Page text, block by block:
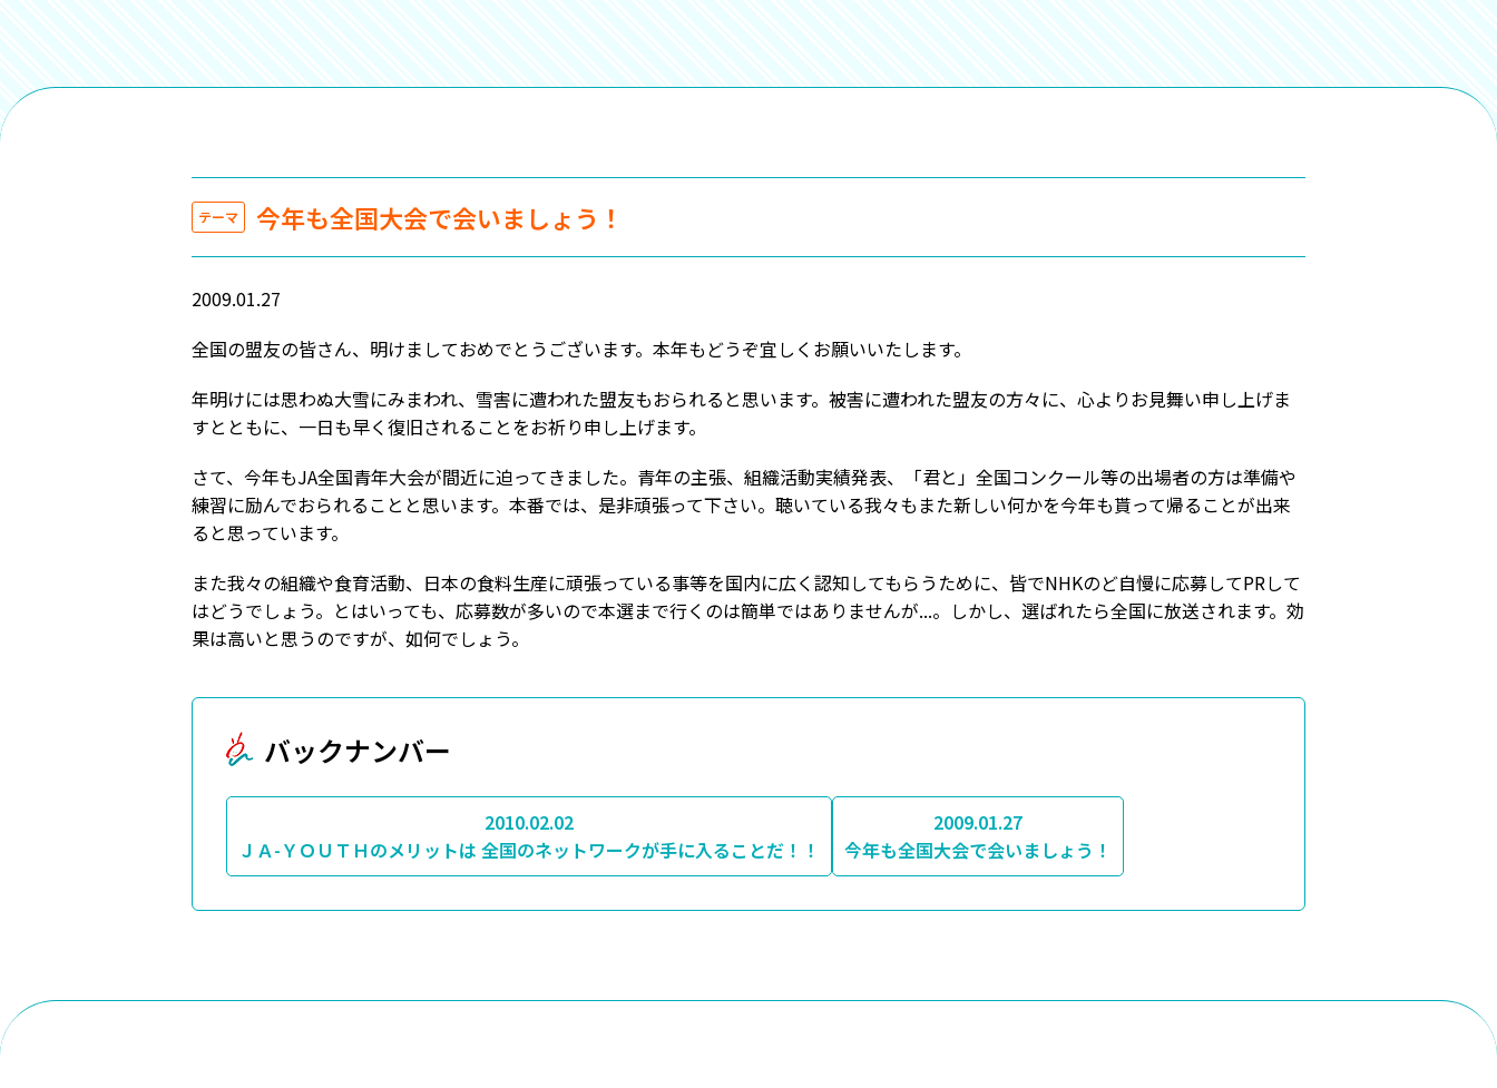
テーマ 今年も全国大会で会いましょう！
2009.01.27
全国の盟友の皆さん、明けましておめでとうございます。本年もどうぞ宜しくお願いいたします。
年明けには思わぬ大雪にみまわれ、雪害に遭われた盟友もおられると思います。被害に遭われた盟友の方々に、心よりお見舞い申し上げま
すとともに、一日も早く復旧されることをお祈り申し上げます。
さて、今年もJA全国青年大会が間近に迫ってきました。青年の主張、組織活動実績発表、「君と」全国コンクール等の出場者の方は準備や
練習に励んでおられることと思います。本番では、是非頑張って下さい。聴いている我々もまた新しい何かを今年も貰って帰ることが出来
ると思っています。
また我々の組織や食育活動、日本の食料生産に頑張っている事等を国内に広く認知してもらうために、皆でNHKのど自慢に応募してPRして
はどうでしょう。とはいっても、応募数が多いので本選まで行くのは簡単ではありませんが...。しかし、選ばれたら全国に放送されます。効
果は高いと思うのですが、如何でしょう。
バックナンバー
2010.02.02
ＪＡ-ＹＯＵＴＨのメリットは 全国のネットワークが手に入ることだ！！
2009.01.27
今年も全国大会で会いましょう！